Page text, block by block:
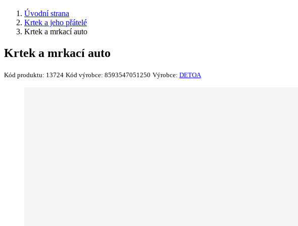
Úvodní strana
Krtek a jeho přátelé
Krtek a mrkací auto
Krtek a mrkací auto
Kód produktu: 13724 Kód výrobce: 8593547051250 Výrobce: DETOA